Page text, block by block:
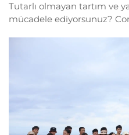
Tutarlı olmayan tartım ve
mücadele ediyorsunuz?